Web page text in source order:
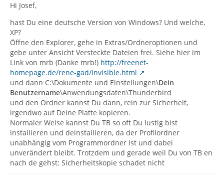
Hi Josef,
hast Du eine deutsche Version von Windows? Und welche,
XP?
Öffne den Explorer, gehe in Extras/Ordneroptionen und
gebe unter Ansicht Versteckte Dateien frei. Siehe hier im
Link von mrb (Danke mrb!) http://freenet-
homepage.de/rene-gad/invisible.html
und dann C:\Dokumente und Einstellungen\Dein
Benutzername\Anwendungsdaten\Thunderbird
und den Ordner kannst Du dann, rein zur Sicherheit,
irgendwo auf Deine Platte kopieren.
Normaler Weise kannst Du TB so oft Du lustig bist
installieren und deinstallieren, da der Profilordner
unabhängig vom Programmordner ist und dabei
unverändert bleibt. Trotzdem und gerade weil Du von TB en
nach de gehst: Sicherheitskopie schadet nicht